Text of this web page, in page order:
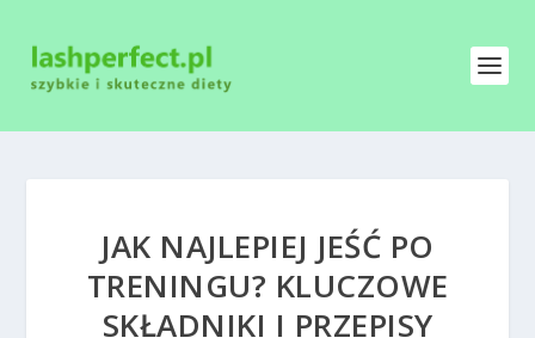
JAK NAJLEPIEJ JEŚĆ PO
TRENINGU? KLUCZOWE
SKŁADNIKI I PRZEPISY